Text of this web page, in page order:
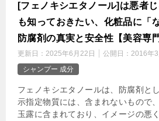
[フェノキシエタノール]は悪者
も知っておきたい、化粧品に「
防腐剤の真実と安全性【美容専
更新日： 2025年6月22日 公開日： 2016年3
シャンプー 成分
フェノキシエタノールは、防腐剤と
示指定物質には、含まれないもので
玉露に含まれており、イメージの悪